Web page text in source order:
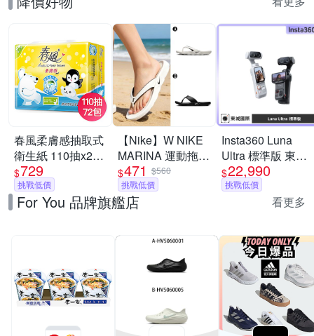
春風柔膚感抽取式
衛生紙 110抽x24
包x3串/箱
$729
挑戰低價
【Nike】W NIKE
MARINA 運動拖鞋
夾腳拖 男女 A-
IH2381100 B-
IH2380001
$471 $560
挑戰低價
Insta360 Luna
Ultra 標準版 東城
代理商公司貨
$22,990
挑戰低價
For You 品牌旗艦店 看更多